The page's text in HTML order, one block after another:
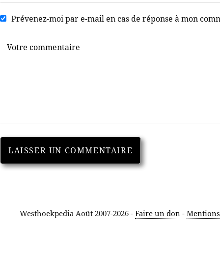
Prévenez-moi par e-mail en cas de réponse à mon
Westhoekpedia Août 2007-2026 - Faire un don-